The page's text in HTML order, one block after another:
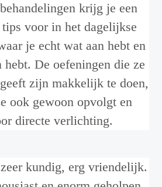
krijg je een
voor in het dagelijkse
je echt wat aan hebt en
De oefeningen die ze
zijn makkelijk te doen,
ook gewoon opvolgt en
directe verlichting.
kundig, erg vriendelijk.